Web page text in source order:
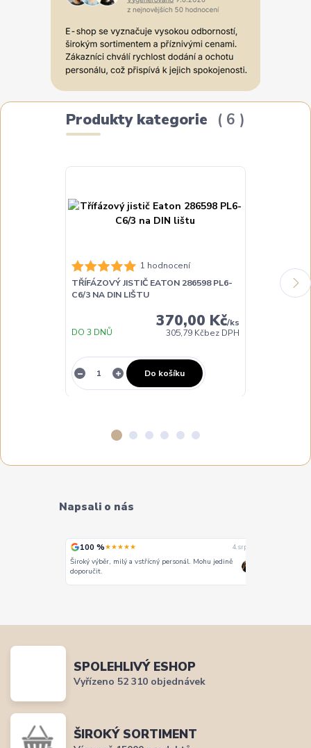
Produkty kategorie 6
1 hodnocení
TŘÍFÁZOVÝ JISTIČ EATON 286598 PL6-
C6/3 NA DIN LIŠTU
370,00 Kč/ks
305,79 Kčbez DPH
DO 3 DNŮ
Do košíku
TŘÍFÁZOVÝ
C10/3 NA
Napsali o nás
100 %★★★★★ 4. srpna
Široký výběr, milý a vstřícný personál. Mohu jedině
doporučit.
SPOLEHLIVÝ ESHOP
Vyřízeno 52 310 objednávek
ŠIROKÝ SORTIMENT